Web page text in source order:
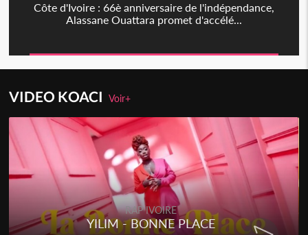
Côte d'Ivoire : 66è anniversaire de l'indépendance,
Alassane Ouattara promet d'accélé...
VIDEO KOACIVoir+
RAP IVOIRE
YILIM - BONNE PLACE